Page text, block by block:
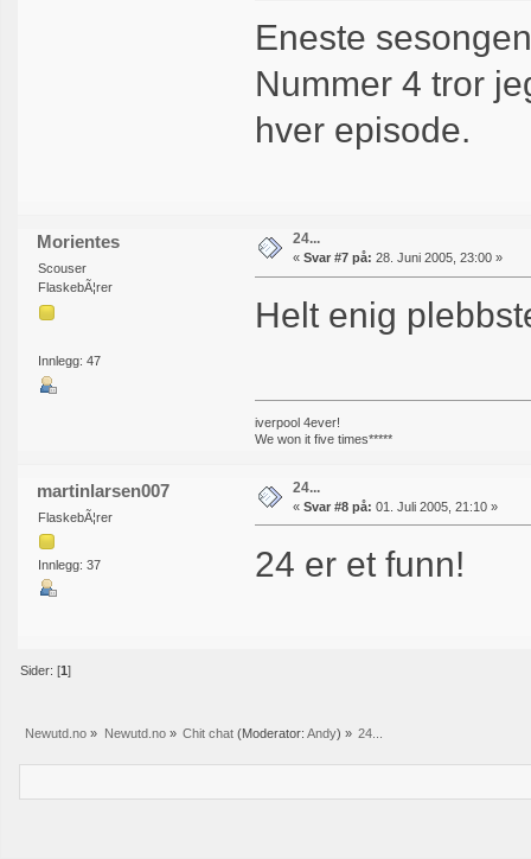
Eneste
Nummer 4 tror
hver episode.
Morientes
Scouser
FlaskebÃ¦rer
Innlegg: 47
24...
« Svar #7 på: 28. Juni 2005, 23:00 »
Helt enig
iverpool 4ever!
We won it five times*****
martinlarsen007
FlaskebÃ¦rer
Innlegg: 37
24...
« Svar #8 på: 01. Juli 2005, 21:10 »
24 er et funn!
Sider: [1]
Newutd.no » Newutd.no» Chit chat(Moderator: Andy) » 24...